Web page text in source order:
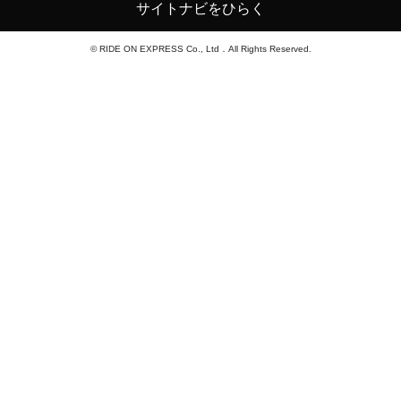
サイトナビをひらく
© RIDE ON EXPRESS Co., Ltd．All Rights Reserved.